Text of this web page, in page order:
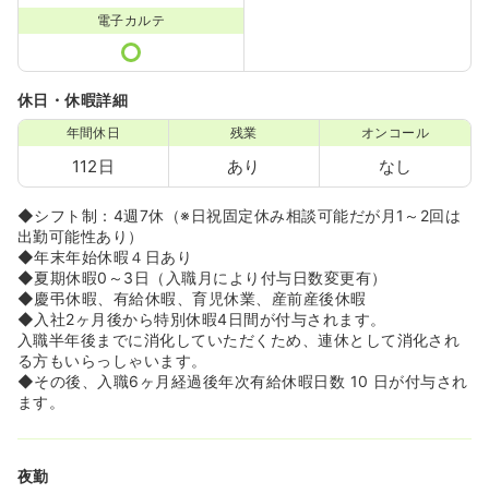
電子カルテ
休日・休暇詳細
年間休日
112日
残業
あり
オンコール
なし
◆シフト制：4週7休（※日祝固定休み相談可能だが月1～2回は
出勤可能性あり）
◆年末年始休暇４日あり
◆夏期休暇0～3日（入職月により付与日数変更有）
◆慶弔休暇、有給休暇、育児休業、産前産後休暇
◆入社2ヶ月後から特別休暇4日間が付与されます。
入職半年後までに消化していただくため、連休として消化され
る方もいらっしゃいます。
◆その後、入職6ヶ月経過後年次有給休暇日数 10 日が付与され
ます。
夜勤